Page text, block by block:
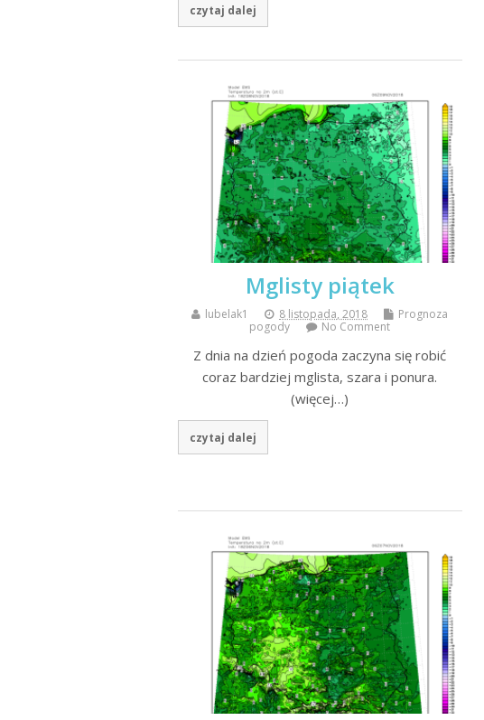
czytaj dalej
Mglisty piątek
lubelak1 8 listopada, 2018
Prognoza
pogody
No Comment
Z dnia na dzień pogoda zaczyna się robić
coraz bardziej mglista, szara i ponura.
(więcej…)
czytaj dalej